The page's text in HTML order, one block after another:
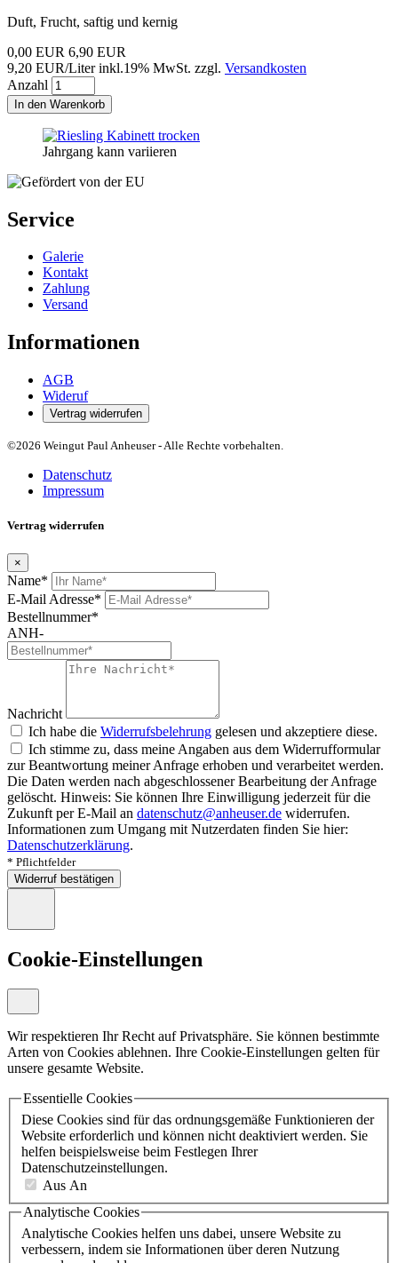
Duft, Frucht, saftig und kernig
0,00 EUR 6,90 EUR
9,20 EUR/Liter inkl.19% MwSt. zzgl. Versandkosten
Anzahl
In den Warenkorb
Jahrgang kann variieren
Service
Galerie
Kontakt
Zahlung
Versand
Informationen
AGB
Wideruf
Vertrag widerrufen
©2026 Weingut Paul Anheuser - Alle Rechte vorbehalten.
Datenschutz
Impressum
Vertrag widerrufen
×
Name*
E-Mail Adresse*
Bestellnummer*
ANH-
Nachricht
Ich habe die Widerrufsbelehrung gelesen und akzeptiere diese.
Ich stimme zu, dass meine Angaben aus dem Widerrufformular
zur Beantwortung meiner Anfrage erhoben und verarbeitet werden.
Die Daten werden nach abgeschlossener Bearbeitung der Anfrage
gelöscht. Hinweis: Sie können Ihre Einwilligung jederzeit für die
Zukunft per E-Mail an datenschutz@anheuser.de widerrufen.
Informationen zum Umgang mit Nutzerdaten finden Sie hier:
Datenschutzerklärung.
* Pflichtfelder
Widerruf bestätigen
Cookie-Einstellungen
Wir respektieren Ihr Recht auf Privatsphäre. Sie können bestimmte
Arten von Cookies ablehnen. Ihre Cookie-Einstellungen gelten für
unsere gesamte Website.
Essentielle Cookies
Diese Cookies sind für das ordnungsgemäße Funktionieren der
Website erforderlich und können nicht deaktiviert werden. Sie
helfen beispielsweise beim Festlegen Ihrer
Datenschutzeinstellungen.
Aus An
Analytische Cookies
Analytische Cookies helfen uns dabei, unsere Website zu
verbessern, indem sie Informationen über deren Nutzung